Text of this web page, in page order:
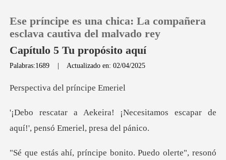
Historia
Ese príncipe es una chica: La compañera
esclava cautiva del malvado rey
Capítulo 5 Tu propósito aquí
Palabras:1689 | Actualizado en: 02/04/2025
a del prín
cesitamos escapar de
aquí!', p
bonito. Puedo olerte", res